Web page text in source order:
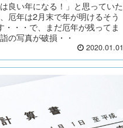
良い年になる！」と思っていた
厄年は2月末で年が明けるそう
・・で、まだ厄年が残ってま
の写真が破損・・
2020.01.01